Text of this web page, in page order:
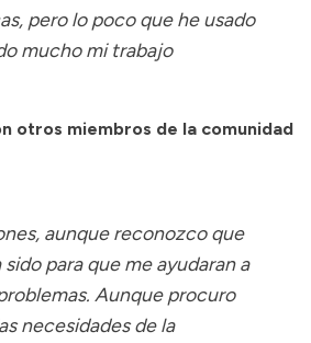
pero lo poco que he usado
mucho mi trabajo
otros miembros de la comunidad
aunque reconozco que
para que me ayudaran a
Aunque procuro
necesidades de la